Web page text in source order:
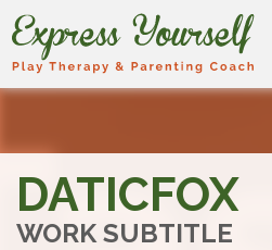
DATICFOX
WORK SUBTITLE